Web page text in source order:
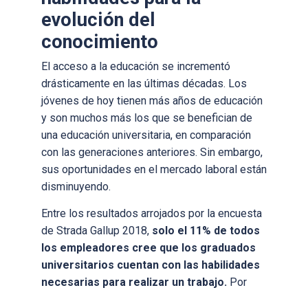
evolución del
conocimiento
El acceso a la educación se incrementó
drásticamente en las últimas décadas. Los
jóvenes de hoy tienen más años de educación
y son muchos más los que se benefician de
una educación universitaria, en comparación
con las generaciones anteriores. Sin embargo,
sus oportunidades en el mercado laboral están
disminuyendo.
Entre los resultados arrojados por la encuesta
de Strada Gallup 2018, solo el 11% de todos
los empleadores cree que los graduados
universitarios cuentan con las habilidades
necesarias para realizar un trabajo. Por